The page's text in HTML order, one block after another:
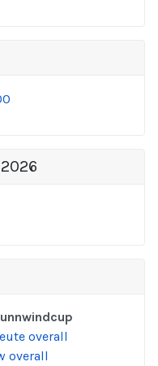
overall
overall